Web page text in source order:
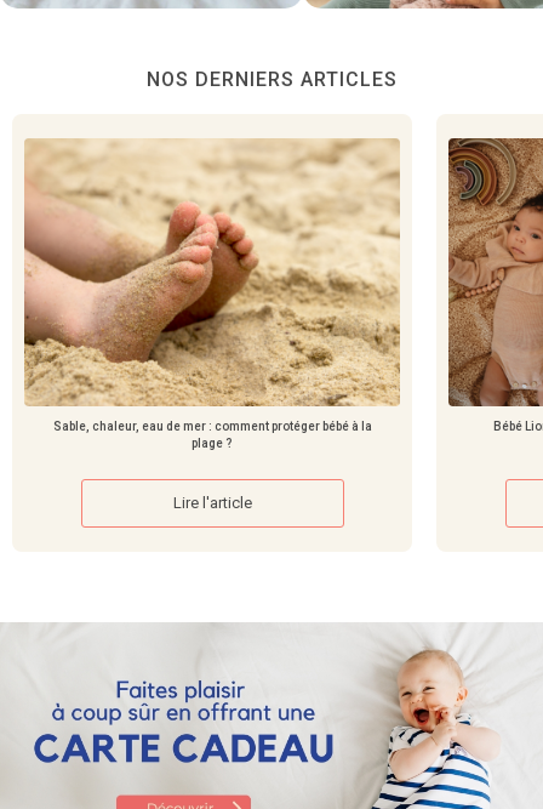
NOS DERNIERS ARTICLES
Sable, chaleur, eau de mer : comment protéger bébé à la
plage ?
Lire l'article
Bébé